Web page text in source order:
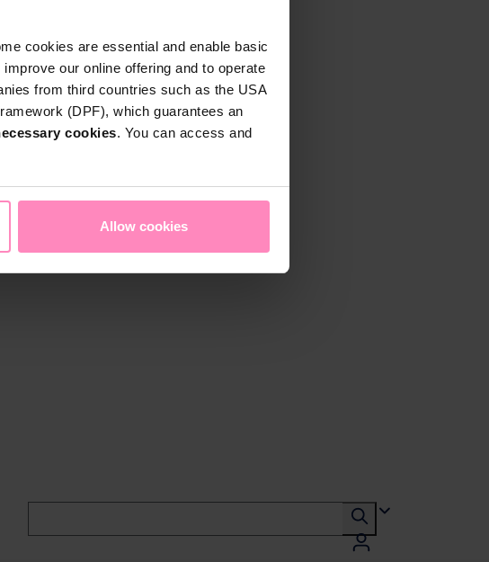
cookies are essential and enable basic
our online offering and to operate
from third countries such as the USA
(DPF), which guarantees an
cookies. You can access and
Allow cookies